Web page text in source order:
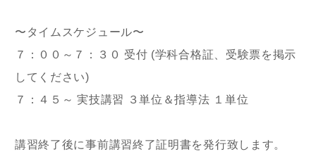
〜タイムスケジュール〜
７：００～７：３０ 受付 (学科合格証、受験票を掲示
してください)
７：４５～ 実技講習 ３単位＆指導法 １単位
講習終了後に事前講習終了証明書を発行致します。